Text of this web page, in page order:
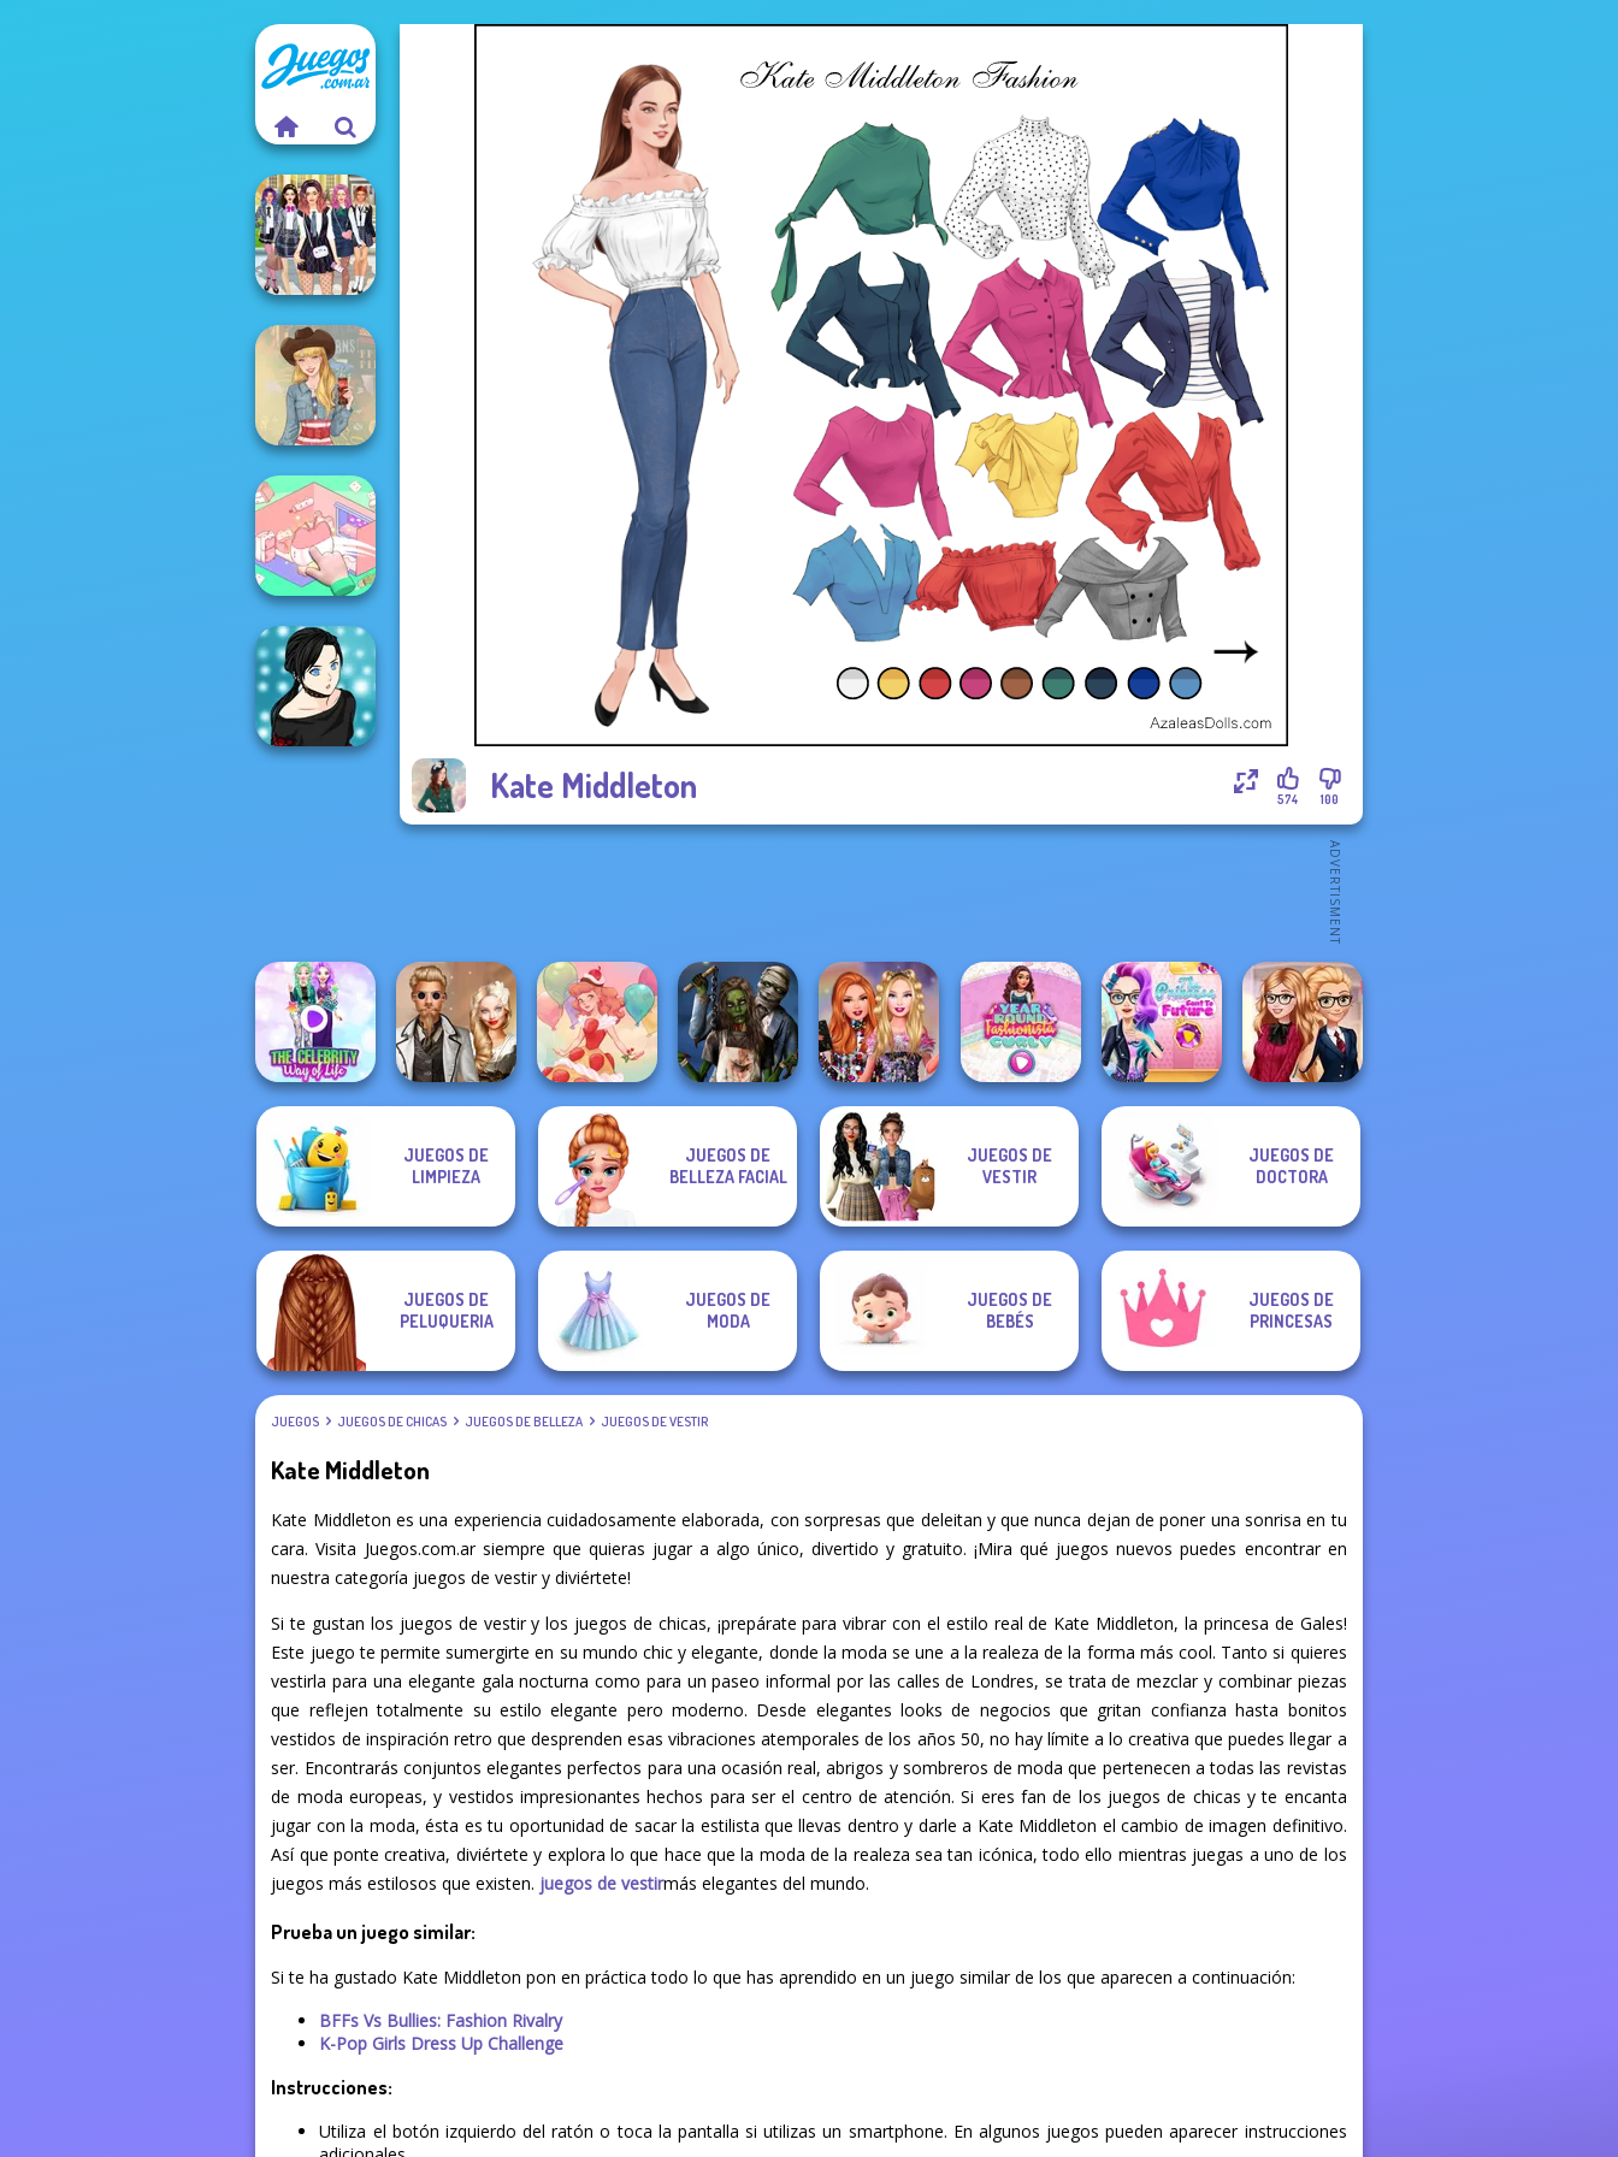
Kate Middleton 100
574
College Girls
Team Makeover
Americana
Organization
Princess
The Celebrity Way
Of Life
Steampunk
Wedding
Dessert Girl
Zombie
Romance
Bestie Birthday
Surprise
Year Round
Fashionista Curly
The Princess
Sent To The
Futur...
Back To School
Fashionistas
JUEGOS DE
LIMPIEZA
JUEGOS DE
BELLEZA FACIAL
JUEGOS DE
VESTIR
JUEGOS DE
DOCTORA
JUEGOS DE
PELUQUERIA
JUEGOS DE
MODA
JUEGOS DE
BEBÉS
JUEGOS DE
PRINCESAS
JUEGOS JUEGOS DE CHICAS JUEGOS DE BELLEZA JUEGOS DE VESTIR
Kate Middleton
Kate Middleton es una experiencia cuidadosamente elaborada, con sorpresas que deleitan y que nunca dejan de poner una sonrisa en tu
cara. Visita Juegos.com.ar siempre que quieras jugar a algo único, divertido y gratuito. ¡Mira qué juegos nuevos puedes encontrar en
nuestra categoría juegos de vestir y diviértete!
Si te gustan los juegos de vestir y los juegos de chicas, ¡prepárate para vibrar con el estilo real de Kate Middleton, la princesa de Gales!
Este juego te permite sumergirte en su mundo chic y elegante, donde la moda se une a la realeza de la forma más cool. Tanto si quieres
vestirla para una elegante gala nocturna como para un paseo informal por las calles de Londres, se trata de mezclar y combinar piezas
que reflejen totalmente su estilo elegante pero moderno. Desde elegantes looks de negocios que gritan confianza hasta bonitos
vestidos de inspiración retro que desprenden esas vibraciones atemporales de los años 50, no hay límite a lo creativa que puedes llegar a
ser. Encontrarás conjuntos elegantes perfectos para una ocasión real, abrigos y sombreros de moda que pertenecen a todas las revistas
de moda europeas, y vestidos impresionantes hechos para ser el centro de atención. Si eres fan de los juegos de chicas y te encanta
jugar con la moda, ésta es tu oportunidad de sacar la estilista que llevas dentro y darle a Kate Middleton el cambio de imagen definitivo.
Así que ponte creativa, diviértete y explora lo que hace que la moda de la realeza sea tan icónica, todo ello mientras juegas a uno de los
juegos más estilosos que existen. juegos de vestirmás elegantes del mundo.
Prueba un juego similar:
Si te ha gustado Kate Middleton pon en práctica todo lo que has aprendido en un juego similar de los que aparecen a continuación:
BFFs Vs Bullies: Fashion Rivalry
K-Pop Girls Dress Up Challenge
Instrucciones:
Utiliza el botón izquierdo del ratón o toca la pantalla si utilizas un smartphone. En algunos juegos pueden aparecer instrucciones